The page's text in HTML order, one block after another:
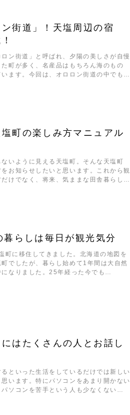
街道」！天塩周辺の宿
ン街道」と呼ばれ、夕陽の美しさが自慢
町が多く、名産品はもちろん海のもの
ます。今回は、オロロン街道の中でも…
町の楽しみ方マニュアル
いように見える天塩町。そんな天塩町
お知らせしたいと思います。これから観
けでなく、将来、気ままな田舎暮らし…
らしは毎日が観光気分
町に移住してきました。北海道の地図を
でしたが、暮らし始めて1年間は大自然
なりました。25年経った今でも…
はたくさんの人とお話し
といった生活をしているだけでは新しい
います。特にパソコンをあまり開かない
ソコンを苦手という人も少なくない…